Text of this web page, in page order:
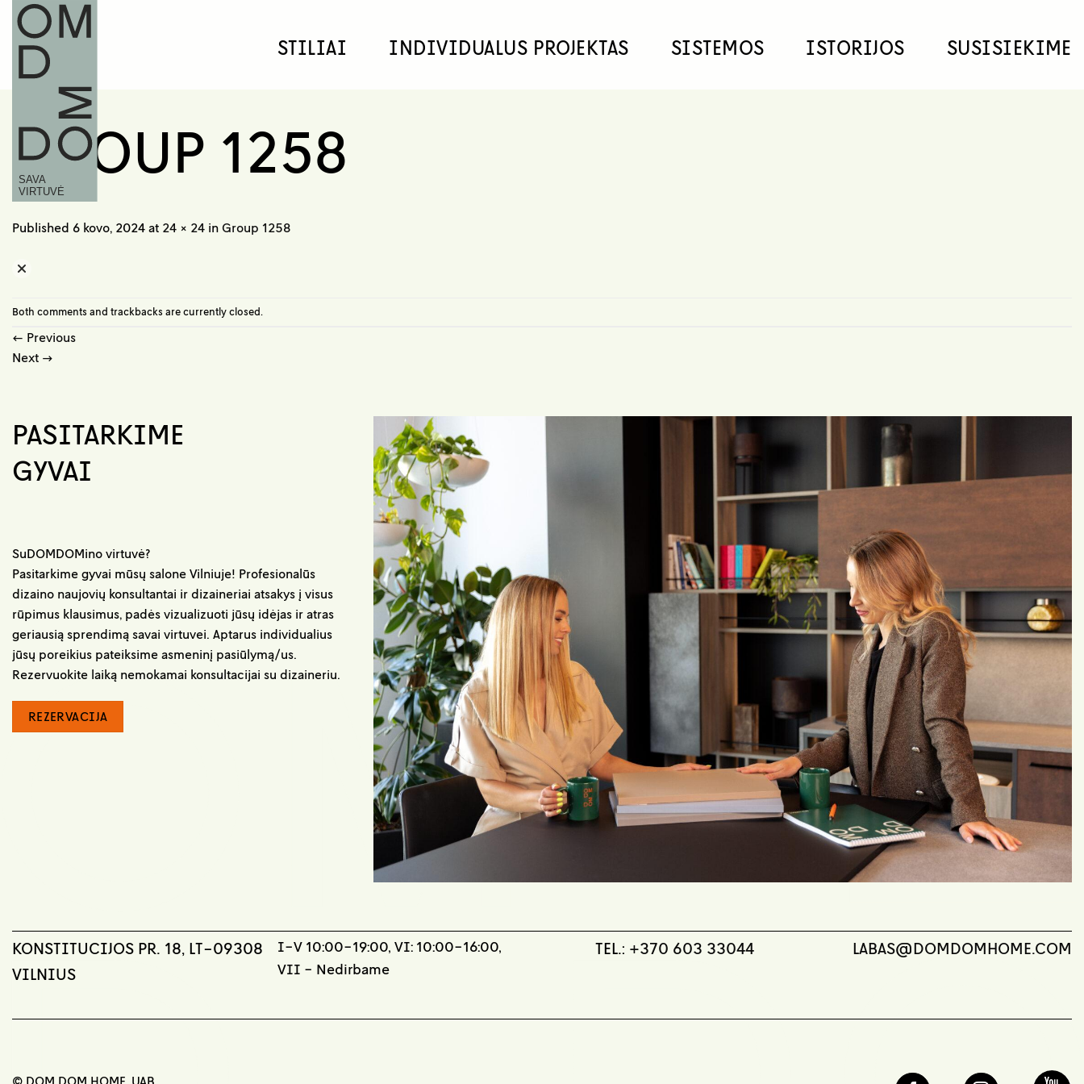
Skip
content
STILIAI INDIVIDUALUS PROJEKTAS SISTEMOS ISTORIJOS SUSISIEKIME
GROUP 1258
Published 6 kovo, 2024 at 24 × 24 in Group 1258
Both comments and trackbacks are currently closed.
← Previous
Next →
PASITARKIME
GYVAI
SuDOMDOMino virtuvė?
Pasitarkime gyvai mūsų salone Vilniuje! Profesionalūs
dizaino naujovių konsultantai ir dizaineriai atsakys į visus
rūpimus klausimus, padės vizualizuoti jūsų idėjas ir atras
geriausią sprendimą savai virtuvei. Aptarus individualius
jūsų poreikius pateiksime asmeninį pasiūlymą/us.
Rezervuokite laiką nemokamai konsultacijai su dizaineriu.
REZERVACIJA
KONSTITUCIJOS PR. 18, LT-09308
VILNIUS
I-V 10:00-19:00, VI: 10:00-16:00,
VII - Nedirbame
TEL.: +370 603 33044 LABAS@DOMDOMHOME.COM
© DOM DOM HOME, UAB,